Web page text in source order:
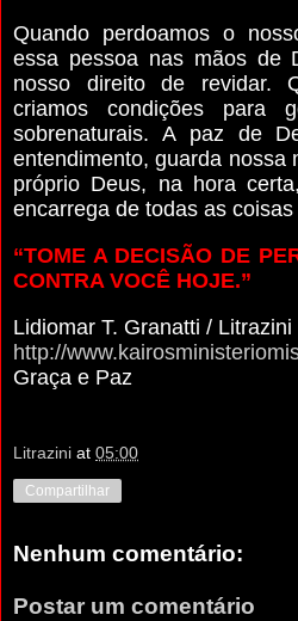
Quando perdoamos o
essa pessoa nas mãos de
nosso direito de revidar.
criamos condições para
sobrenaturais. A paz de
entendimento, guarda nossa
próprio Deus, na hora
encarrega de todas as coisas
“TOME A DECISÃO DE
CONTRA VOCÊ HOJE.”
Lidiomar T. Granatti / Litrazini
http://
Graça e Paz
Litrazini at 05:00
Compartilhar
Nenhum comentário:
Postar um comentário